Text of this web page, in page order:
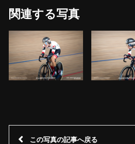
関連する写真
この写真の記事へ戻る